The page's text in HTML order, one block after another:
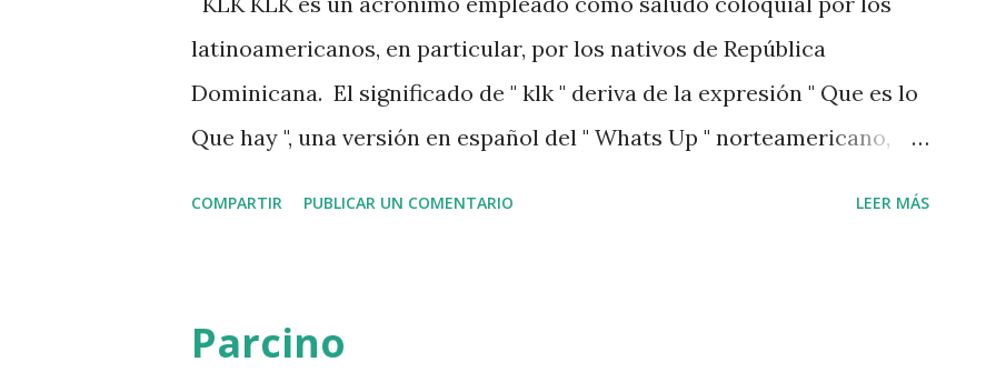
latinoamericanos, en particular, por los nativos de República
Dominicana. El significado de " klk " deriva de la expresión " Que es lo
Que hay ", una versión en español del " Whats Up " norteamericano,
klk ". Aunque su uso es principalmente para saludarse entre amigos,
COMPARTIR PUBLICAR UN COMENTARIO LEER MÁS
Parcino